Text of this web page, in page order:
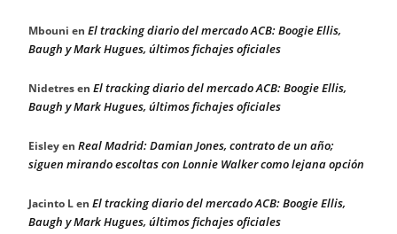
Mbouni en El tracking diario del mercado ACB: Boogie Ellis,
Baugh y Mark Hugues, últimos fichajes oficiales
Nidetresen El tracking diario del mercado ACB: Boogie Ellis,
Baugh y Mark Hugues, últimos fichajes oficiales
Eisleyen Real Madrid: Damian Jones, contrato de un año;
siguen mirando escoltas con Lonnie Walker como lejana opción
Jacinto Len El tracking diario del mercado ACB: Boogie Ellis,
Baugh y Mark Hugues, últimos fichajes oficiales